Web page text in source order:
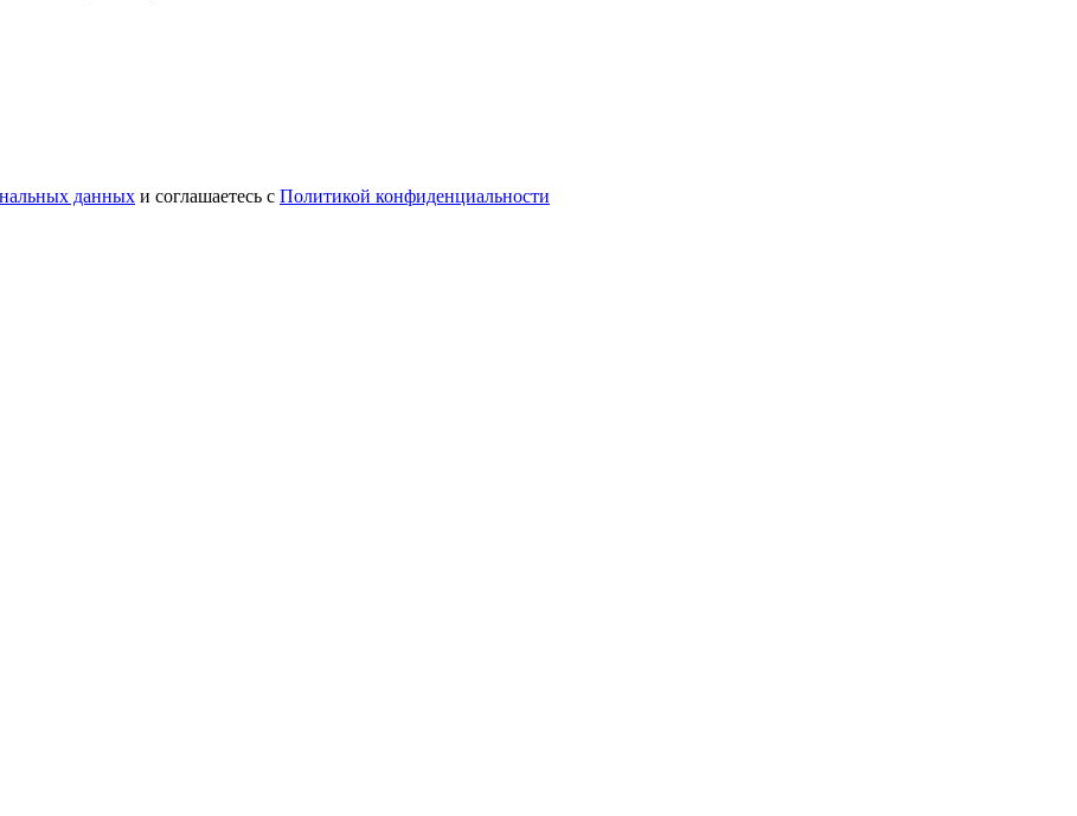
данных и соглашаетесь с Политикой конфиденциальности